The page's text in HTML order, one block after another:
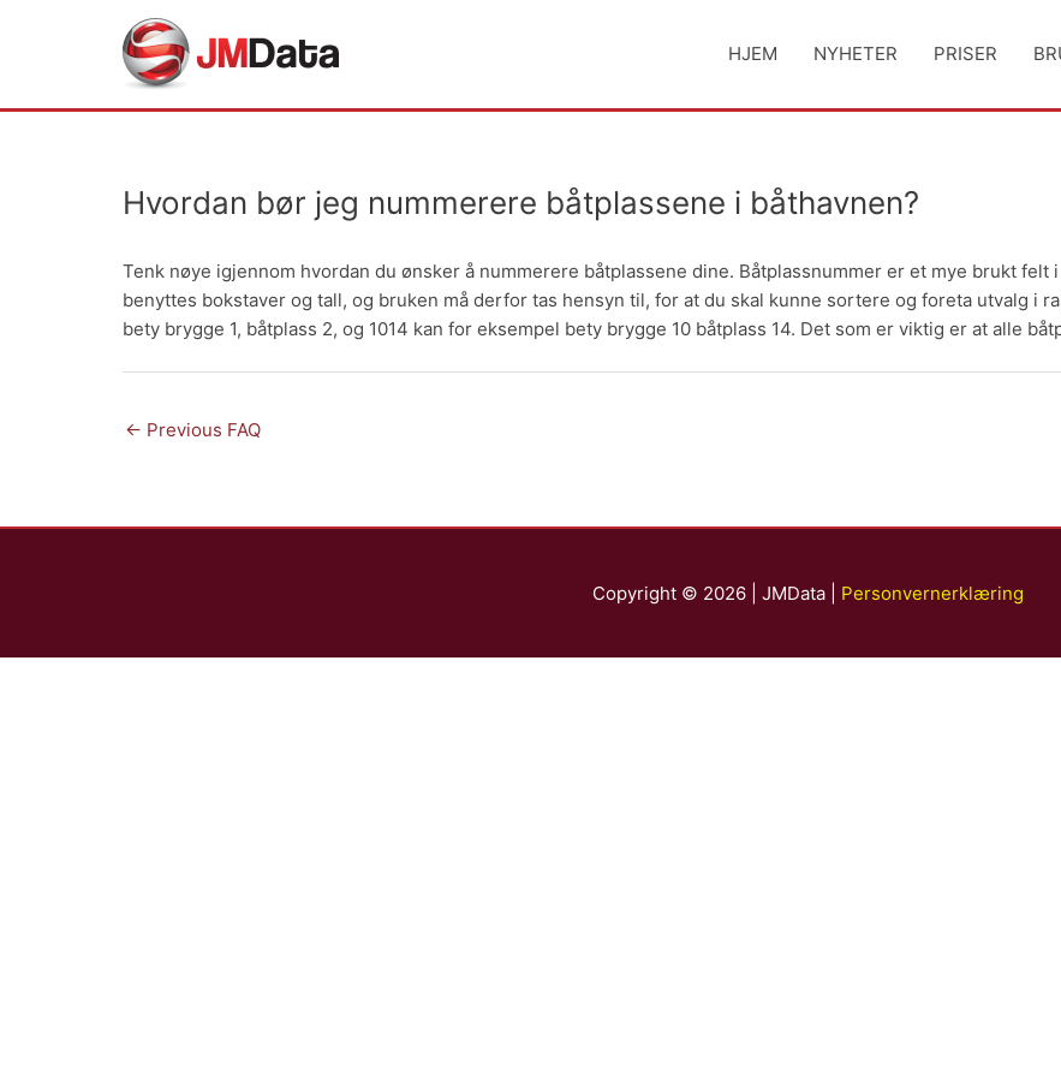
HJEM NYHETER PRISER
Hvordan bør jeg nummerere båtplassene i båthavnen?
Tenk nøye igjennom hvordan du ønsker å nummerere båtplassene dine. Båtplassnummer er et mye brukt felt
benyttes bokstaver og tall, og bruken må derfor tas hensyn til, for at du skal kunne sortere og foreta utvalg i
bety brygge 1, båtplass 2, og 1014 kan for eksempel bety brygge 10 båtplass 14. Det som er viktig er at alle
Post
← Previous FAQ
Copyright © 2026 | JMData | Personvernerklæring